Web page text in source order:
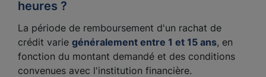
heures ?
La période de remboursement d'un rachat de
crédit varie généralement entre 1 et 15 ans, en
fonction du montant demandé et des conditions
convenues avec l'institution financière.